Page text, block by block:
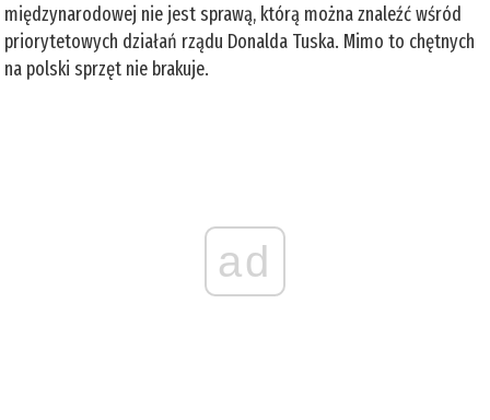
międzynarodowej nie jest sprawą, którą można znaleźć wśród
priorytetowych działań rządu Donalda Tuska. Mimo to chętnych
na polski sprzęt nie brakuje.
ad